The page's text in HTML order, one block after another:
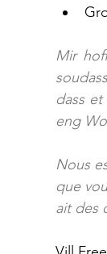
Mir
dass
eng
Nous
que
ait des